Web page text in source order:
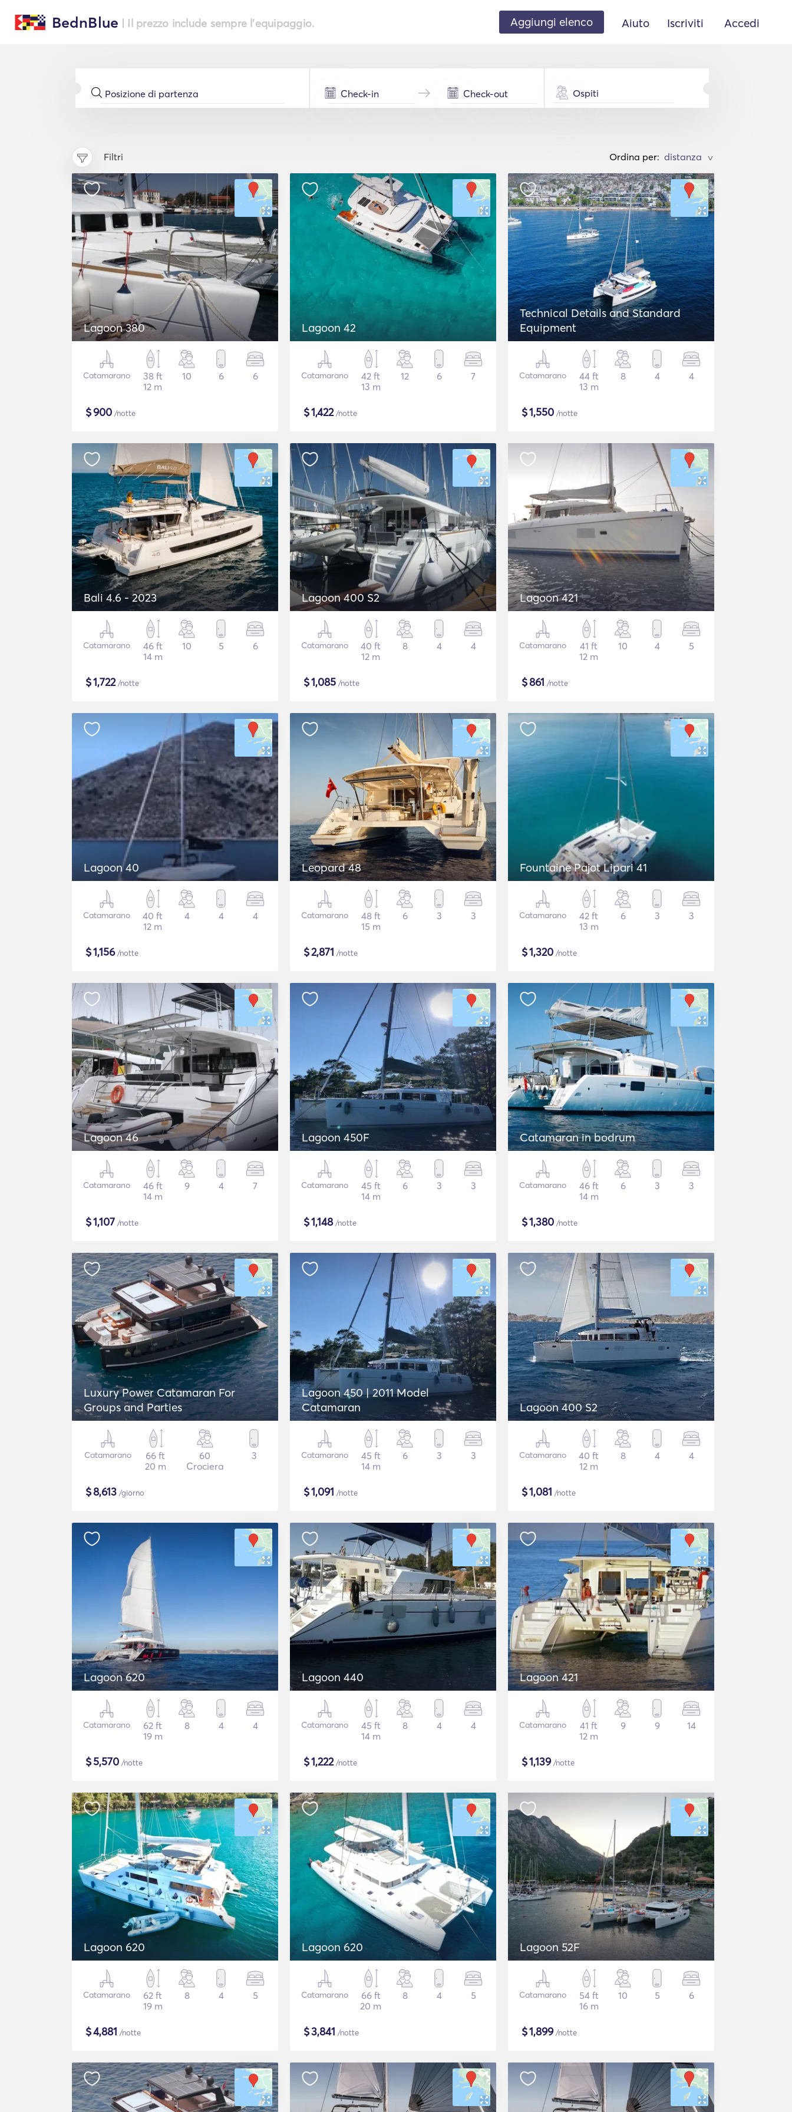
BednBlue | Il prezzo include sempre l'equipaggio. Aggiungi elenco Aiuto Iscriviti Accedi
Ospiti
Filtri Ordina per: >
Lagoon 380
Catamarano
38 ft
12 m
10 6 6
$900 /notte
Lagoon 42
Catamarano
42 ft
13 m
12 6 7
$1,422/notte
Technical Details and Standard
Equipment
Catamarano
44 ft
13 m
8 4 4
$1,550 /notte
Bali 4.6 - 2023
Catamarano
46 ft
14 m
10 5 6
$1,722/notte
Lagoon 400 S2
Catamarano
40 ft
12 m
8 4 4
$1,085 /notte
Lagoon 421
Catamarano
41 ft
12 m
10 4 5
$861 /notte
Lagoon 40
Catamarano
40 ft
12 m
4 4 4
$1,156/notte
Leopard 48
Catamarano
48 ft
15 m
6 3 3
$2,871 /notte
Fountaine Pajot Lipari 41
Catamarano
42 ft
13 m
6 3 3
$1,320 /notte
Lagoon 46
Catamarano
46 ft
14 m
9 4 7
$1,107 /notte
Lagoon 450F
Catamarano
45 ft
14 m
6 3 3
$1,148/notte
Catamaran in bodrum
Catamarano
46 ft
14 m
6 3 3
$1,380 /notte
Luxury Power Catamaran For
Groups and Parties
Catamarano
66 ft
20 m
60
Crociera
3
$8,613 /giorno
Lagoon 450 | 2011 Model
Catamaran
Catamarano
45 ft
14 m
6 3 3
$1,091 /notte
Lagoon 400 S2
Catamarano
40 ft
12 m
8 4 4
$1,081 /notte
Lagoon 620
Catamarano
62 ft
19 m
8 4 4
$5,570 /notte
Lagoon 440
Catamarano
45 ft
14 m
8 4 4
$1,222/notte
Lagoon 421
Catamarano
41 ft
12 m
9 9 14
$1,139/notte
Lagoon 620
Catamarano
62 ft
19 m
8 4 5
$4,881 /notte
Lagoon 620
Catamarano
66 ft
20 m
8 4 5
$3,841 /notte
Lagoon 52F
Catamarano
54 ft
16 m
10 5 6
$1,899/notte